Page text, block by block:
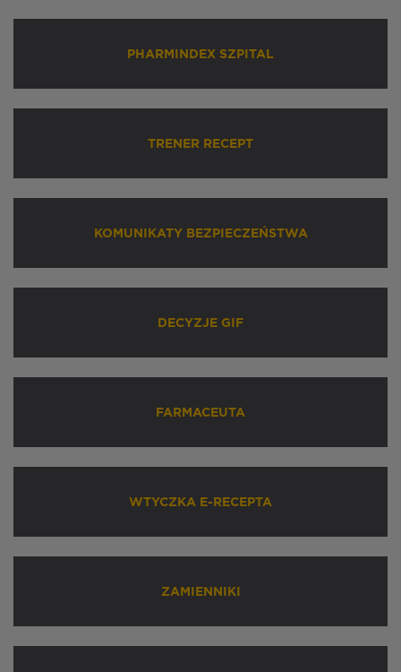
PHARMINDEX SZPITAL
TRENER RECEPT
KOMUNIKATY BEZPIECZEŃSTWA
DECYZJE GIF
FARMACEUTA
WTYCZKA E-RECEPTA
ZAMIENNIKI